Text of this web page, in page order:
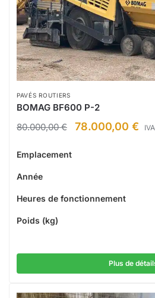
PAVÉS ROUTIERS
BOMAG BF600 P-2
80.000,00€ 78.000,00 €
Emplacement
Année
Heures de fonctionnement
Poids (kg)
Plus de